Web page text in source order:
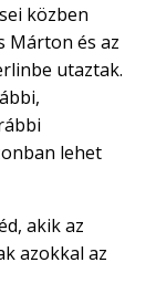
közben
Márton és az
utaztak.
lehet
akik az
azokkal az